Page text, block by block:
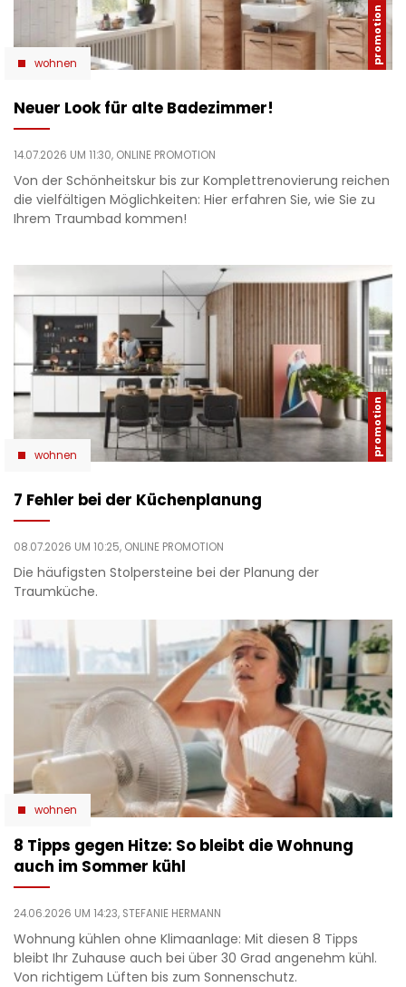
wohnen
Neuer Look für alte Badezimmer!
14.07.2026 UM 11:30, ONLINE PROMOTION
Von der Schönheitskur bis zur Komplettrenovierung reichen
die vielfältigen Möglichkeiten: Hier erfahren Sie, wie Sie zu
Ihrem Traumbad kommen!
wohnen
7 Fehler bei der Küchenplanung
08.07.2026 UM 10:25, ONLINE PROMOTION
Die häufigsten Stolpersteine bei der Planung der
Traumküche.
wohnen
8 Tipps gegen Hitze: So bleibt die Wohnung
auch im Sommer kühl
24.06.2026 UM 14:23, STEFANIE HERMANN
Wohnung kühlen ohne Klimaanlage: Mit diesen 8 Tipps
bleibt Ihr Zuhause auch bei über 30 Grad angenehm kühl.
Von richtigem Lüften bis zum Sonnenschutz.